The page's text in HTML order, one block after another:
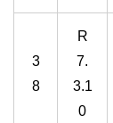
3
8
R
7.
3.1
0